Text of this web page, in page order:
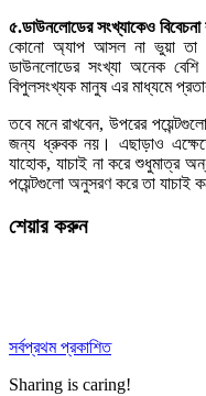
৫.ডাউনলোডের সংখ্যাকেও
কোনো অ্যাপ আসল না ভুয়া তা
ডাউনলোডের সংখ্যা অনেক
বিপুলসংখ্যক মানুষ এর মাধ্যমে
তবে মনে রাখবেন, উপরের
জন্য ধ্রুবক নয়। এছাড়াও
যাহোক, যাচাই না করে শুধুমাত্র
পয়েন্টগুলো অনুসরণ করে তা যাচাই
শেয়ার করুন
সর্বপ্রথম প্রকাশিত
Sharing is caring!